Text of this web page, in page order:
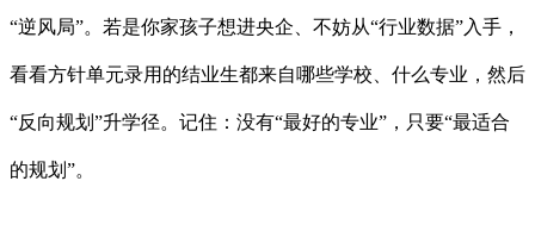
“逆风局”。若是你家孩子想进央企、不妨从“行业数据”入手，
看看方针单元录用的结业生都来自哪些学校、什么专业，然后
“反向规划”升学径。记住：没有“最好的专业”，只要“最适合
的规划”。